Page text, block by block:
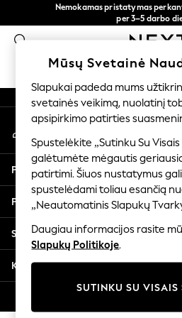
Nemokamas pristatymas
per 3–5 darbo
Dabar galite apsipirkti
MOKYKLINĖ APRANGA
SCHOOLWEAR
All Boys Schoolwear
Shoes
Trousers
Shorts
Shirts
Polo Shirts
Sweatshirts & Jumpers
Coats & Jackets
Underwear
Multipacks
All Boys Sport &
An error occurred on client
Mūsų
Mano paskyra
Prisijunkite prie savo paskyros
Pagalba
Privatumas ir teisinė informacija
Skyriai
Kitos paslaugos
Mūsų Svetainė
Slapukai padeda mums
svetainės veikimą, nuolatinį
apsipirkimo patirties
Spustelėkite „Sutinku Su Visais
galėtumėte mėgautis
patirtimi. Šiuos nustatymus
spustelėdami toliau esančią
„Neautomatinis Slapukų
Daugiau informacijos rasite
Slapukų Politikoje.
SUTINKU SU VISAIS